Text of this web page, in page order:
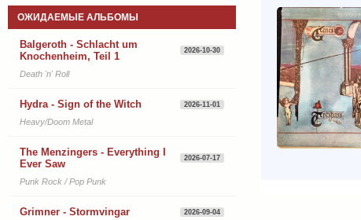
ОЖИДАЕМЫЕ АЛЬБОМЫ
Balgeroth - Schlacht um
Knochenheim, Teil 1
2026-10-30
Death 'n' Roll
Hydra - Sign of the Witch 2026-11-01
Heavy/Doom Metal
The Menzingers - Everything I
Ever Saw
2026-07-17
Punk Rock / Pop Punk
Grimner - Stormvingar 2026-09-04